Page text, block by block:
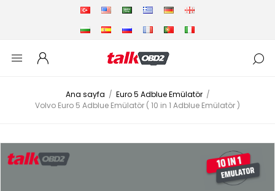
Ana sayfa / Euro 5 Adblue Emülatör /
Volvo Euro 5 Adblue Emülatör ( 10 in 1 Adblue Emülatör )